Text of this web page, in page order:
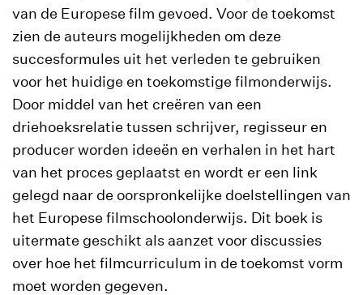
van de Europese film gevoed. Voor de toekomst
zien de auteurs mogelijkheden om deze
succesformules uit het verleden te gebruiken
voor het huidige en toekomstige filmonderwijs.
Door middel van het creëren van een
driehoeksrelatie tussen schrijver, regisseur en
producer worden ideeën en verhalen in het hart
van het proces geplaatst en wordt er een link
gelegd naar de oorspronkelijke doelstellingen van
het Europese filmschoolonderwijs. Dit boek is
uitermate geschikt als aanzet voor discussies
over hoe het filmcurriculum in de toekomst vorm
moet worden gegeven.